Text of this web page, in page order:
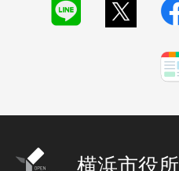
横浜市役所